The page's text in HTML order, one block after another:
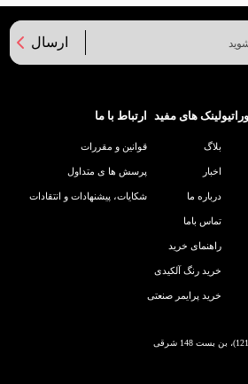
ارسال
لینک های مفید
بلاگ
اخبار
درباره ما
تماس باما
راهنمای خرید
خرید رنگ آلکیدی
خرید پرایمر صنعتی
ارتباط با ما
قوانین و مقررات
پرسش ها ی متداول
شکایات، پیشنهادات و انتقادات